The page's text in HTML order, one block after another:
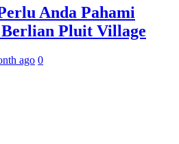
Anda Pahami
Berlian Pluit Village
ago 0